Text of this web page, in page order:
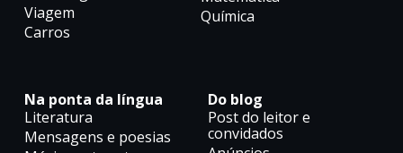
Viagem
Carros
Química
Na ponta da língua
Literatura
Mensagens e poesias
Do blog
Post do leitor e
convidados